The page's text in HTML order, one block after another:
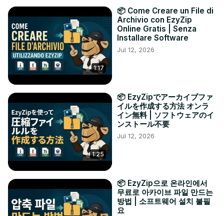
1:17
📦 Come Creare un File di
Archivio con EzyZip
Online Gratis | Senza
Installare Software
Jul 12, 2026
1:25
📦 EzyZipでアーカイブファ
イルを作成する方法 オンラ
イン無料 | ソフトウェアのイ
ンストール不要
Jul 12, 2026
📦 EzyZip으로 온라인에서
무료로 아카이브 파일 만드는
방법 | 소프트웨어 설치 불필
요